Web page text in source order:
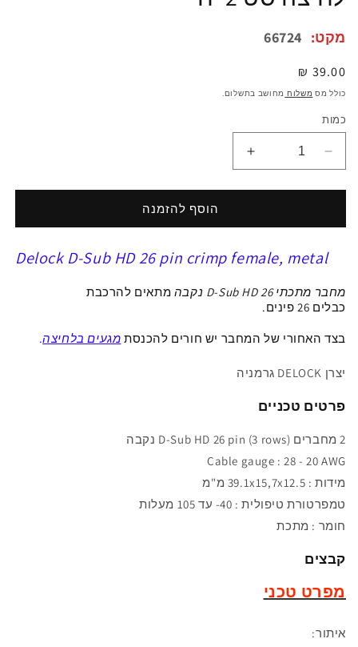
מקט: 66724
מחיר
רגיל
39.00 ₪
כולל מס משלוח מחושב בתשלום.
כמות
הפחתת
כמות
ל
D-
HD
pin
בחיבור
סט
יח
הגדלת
כמות
ל
D-
HD
pin
סט
יח
הוסף להזמנה
Delock D-Sub HD 26 pin crimp female, metal
מחבר מתכתי D-Sub HD 26 נקבה
מתאים להרכבת
כבלים
פינים.
בצד האחורי של המחבר יש חורים להכנסת מגעים בלחיצה.
יצרן DELOCK גרמניה
פרטים טכניים
2 מחברים D-Sub HD 26 pin (3 rows) נקבה
Cable gauge : 28 - 20 AWG
מידות : 39.1x15,7x12.5 מ"מ
טמפרטורת טיפולית : 40- עד 105 מעלות
חומר : מתכת
קבצים
מפרט טכני
איתור: